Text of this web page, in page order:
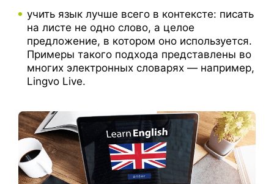
учить язык лучше всего в контексте: писать
на листе не одно слово, а целое
предложение, в котором оно используется.
Примеры такого подхода представлены во
многих электронных словарях — например,
Lingvo Live.